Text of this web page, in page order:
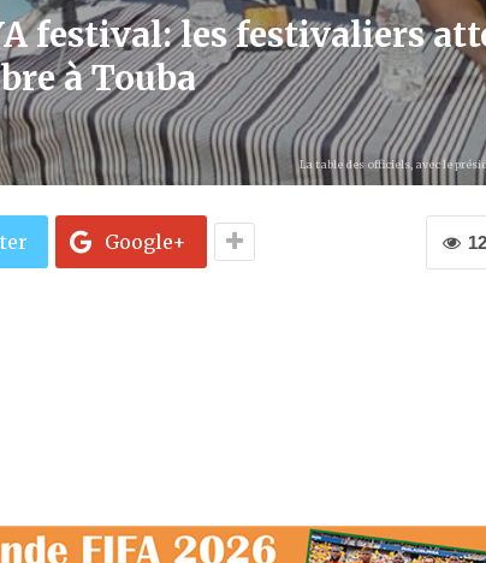
festival: les festivaliers
à Touba
La table des officiels, avec le
Google+